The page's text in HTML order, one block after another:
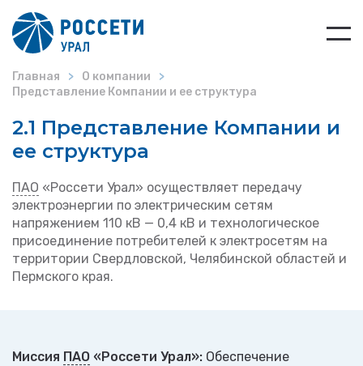
Главная
О компании
Представление Компании и ее структура
2.1 Представление Компании и
ее структура
ПАО «Россети Урал» осуществляет передачу
электроэнергии по электрическим сетям
напряжением 110 кВ — 0,4 кВ и технологическое
присоединение потребителей к электросетям на
территории Свердловской, Челябинской областей и
Пермского края.
Миссия ПАО «Россети Урал»: Обеспечение